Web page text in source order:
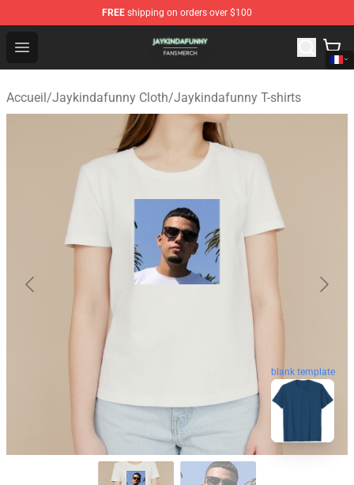
FREE shipping on orders over $100
Open menu
Jaykindafunny Shop - Official Jaykindafunny
Accueil/Jaykindafunny Cloth/Jaykindafunny T-shirts
blank template